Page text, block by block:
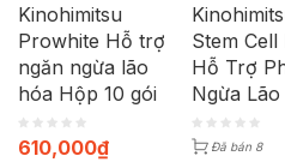
Kinohimitsu
Prowhite Hỗ trợ
ngăn ngừa lão
hóa Hộp 10 gói
610,000₫
Stem Cell
Hỗ Trợ
Ngừa
Da (Kit 2
Đã bán 8